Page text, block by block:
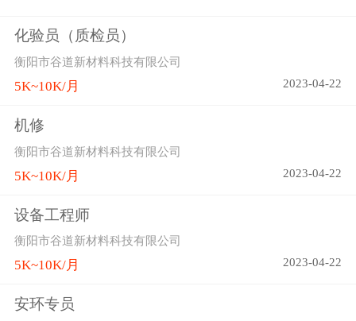
化验员（质检员）
衡阳市谷道新材料科技有限公司
5K~10K/月 2023-04-22
机修
衡阳市谷道新材料科技有限公司
5K~10K/月 2023-04-22
设备工程师
衡阳市谷道新材料科技有限公司
5K~10K/月 2023-04-22
安环专员